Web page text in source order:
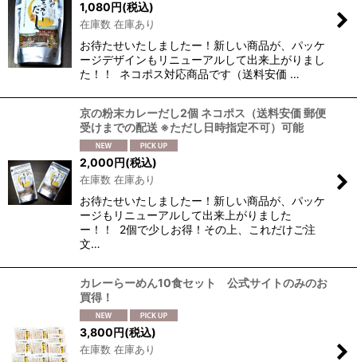
1,080円(税込)
在庫数 在庫あり
お待たせいたしましたー！新しい商品が、パッケ
ージデザインもリニューアルして出来上がりまし
た！！ ネコポス対応商品です（送料安価 …
京の粉末カレーだし2個 ネコポス（送料安価 郵便
受けまでの配送 ※ただし日時指定不可）可能
2,000円(税込)
在庫数 在庫あり
お待たせいたしましたー！新しい商品が、パッケ
ージもリニューアルして出来上がりました
ー！！ 2個で少しお得！その上、これだけご注
文…
カレーらーめん10食セット 公式サイトのみのお
買得！
3,800円(税込)
在庫数 在庫あり